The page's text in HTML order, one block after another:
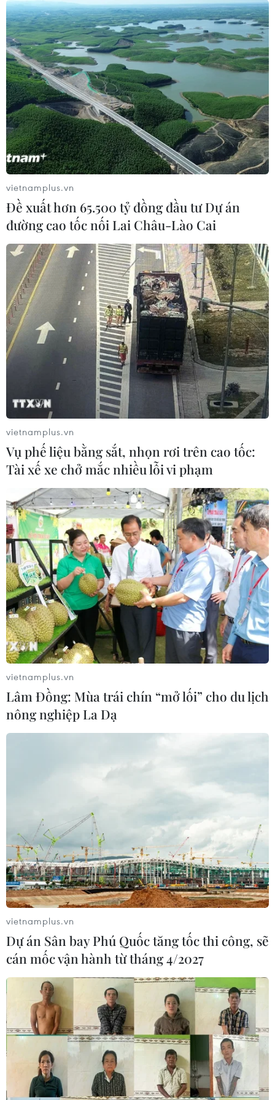
TIN CÙNG CHUYÊN MỤC
Grab bị phạt 1,36 tỷ đồng do vi phạm
quy định bảo vệ quyền lợi người tiêu
dùng
08/08/2026 04:15
Naver và NVIDIA tăng tốc xây dựng
“Nhà máy AI,” hướng tới doanh thu
từ năm 2027
07/08/2026 13:01
Sân chơi học đường giúp học sinh
rèn kỹ năng sống qua từng bước
nhảy
vietnamplus.vn
Đề xuất hơn 65.500 tỷ đồng đầu tư Dự án
đường cao tốc nối Lai Châu-Lào Cai
vietnamplus.vn
Vụ phế liệu bằng sắt, nhọn rơi trên cao tốc:
Tài xế xe chở mắc nhiều lỗi vi phạm
vietnamplus.vn
Lâm Đồng: Mùa trái chín “mở lối” cho du lịch
nông nghiệp La Dạ
vietnamplus.vn
Dự án Sân bay Phú Quốc tăng tốc thi công, sẽ
cán mốc vận hành từ tháng 4/2027